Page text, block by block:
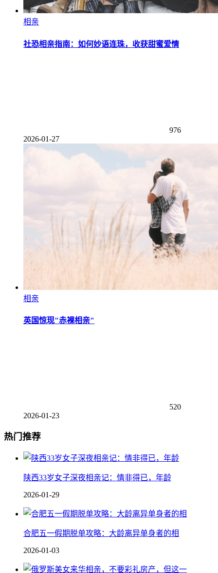
相亲
社恐相亲指南：如何妙语连珠，收获甜蜜爱情
976
2026-01-27
相亲
英国惊现"赤裸相亲"
520
2026-01-23
热门推荐
陕西33岁女子深夜相亲记：情非得已，年龄
2026-01-29
合肥五一假期脱单攻略：大龄离异单身者的相
2026-01-03